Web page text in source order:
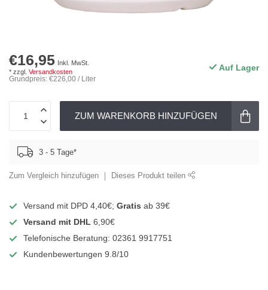
€16,95 Inkl. MwSt.
* zzgl. Versandkosten
Grundpreis: €226,00 / Liter
Auf Lager
ZUM WARENKORB HINZUFÜGEN
3 - 5 Tage*
Zum Vergleich hinzufügen Dieses Produkt teilen
Versand mit DPD 4,40€; Gratis ab 39€
Versand mit DHL 6,90€
Telefonische Beratung: 02361 9917751
Kundenbewertungen 9.8/10